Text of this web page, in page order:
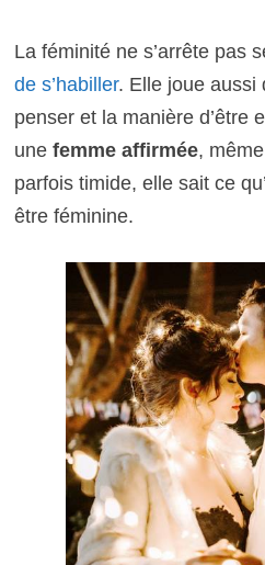
La féminité ne s’arrête pas
de s’habiller. Elle joue aussi
penser et la manière d’être
une femme affirmée,
parfois timide, elle sait ce
être féminine.